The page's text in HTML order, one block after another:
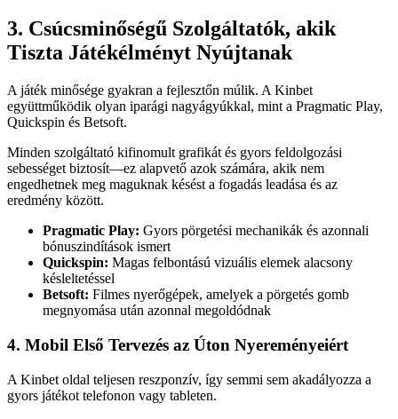
3. Csúcsminőségű Szolgáltatók, akik
Tiszta Játékélményt Nyújtanak
A játék minősége gyakran a fejlesztőn múlik. A Kinbet
együttműködik olyan iparági nagyágyúkkal, mint a Pragmatic Play,
Quickspin és Betsoft.
Minden szolgáltató kifinomult grafikát és gyors feldolgozási
sebességet biztosít—ez alapvető azok számára, akik nem
engedhetnek meg maguknak késést a fogadás leadása és az
eredmény között.
Pragmatic Play: Gyors pörgetési mechanikák és azonnali
bónuszindítások ismert
Quickspin: Magas felbontású vizuális elemek alacsony
késleltetéssel
Betsoft: Filmes nyerőgépek, amelyek a pörgetés gomb
megnyomása után azonnal megoldódnak
4. Mobil Első Tervezés az Úton Nyereményeiért
A Kinbet oldal teljesen reszponzív, így semmi sem akadályozza a
gyors játékot telefonon vagy tableten.